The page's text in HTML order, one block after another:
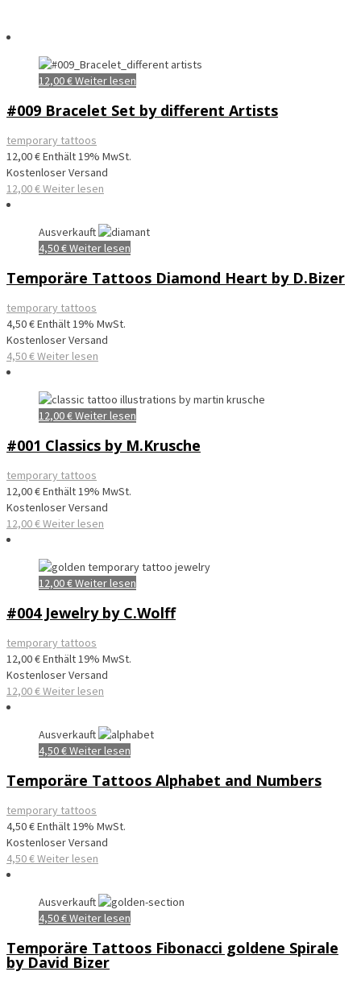
12,00€Weiter lesen
#009 Bracelet Set by different Artists
temporary tattoos
12,00€Enthält 19% MwSt.
Kostenloser Versand
12,00€Weiter lesen
Ausverkauft
4,50€Weiter lesen
Temporäre Tattoos Diamond Heart by D.Bizer
temporary tattoos
4,50€Enthält 19% MwSt.
Kostenloser Versand
4,50€Weiter lesen
12,00€Weiter lesen
#001 Classics by M.Krusche
temporary tattoos
12,00€Enthält 19% MwSt.
Kostenloser Versand
12,00€Weiter lesen
12,00€Weiter lesen
#004 Jewelry by C.Wolff
temporary tattoos
12,00€Enthält 19% MwSt.
Kostenloser Versand
12,00€Weiter lesen
Ausverkauft
4,50€Weiter lesen
Temporäre Tattoos Alphabet and Numbers
temporary tattoos
4,50€Enthält 19% MwSt.
Kostenloser Versand
4,50€Weiter lesen
Ausverkauft
4,50€Weiter lesen
Temporäre Tattoos Fibonacci goldene Spirale
by David Bizer